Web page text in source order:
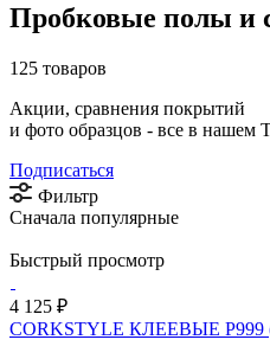
Пробковые полы и
125 товаров
Акции, сравнения покрытий
и фото образцов - все в нашем
Подписаться
Фильтр
Сначала популярные
Быстрый просмотр
4 125 ₽
CORKSTYLE КЛЕЕВЫЕ P999 (